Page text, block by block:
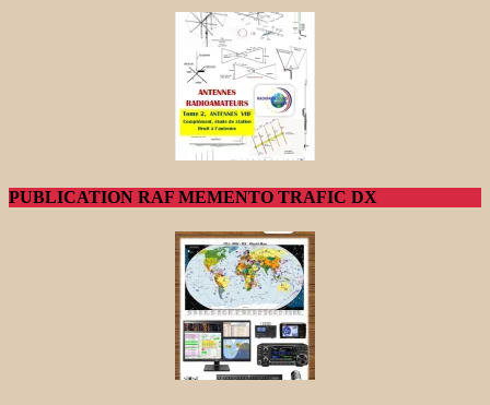
PUBLICATION RAF MEMENTO TRAFIC DX